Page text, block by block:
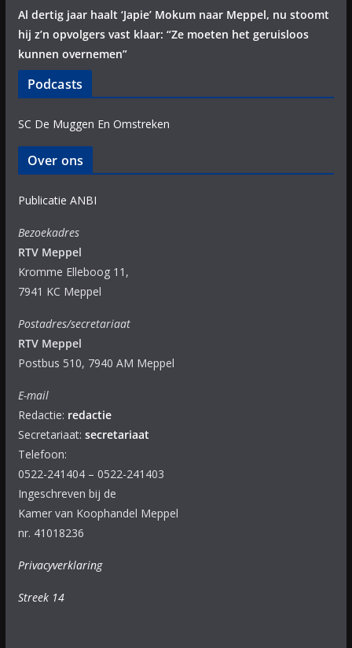
Al dertig jaar haalt ‘Japie’ Mokum naar Meppel, nu stoomt
hij z’n opvolgers vast klaar: “Ze moeten het geruisloos
kunnen overnemen”
Podcasts
SC De Muggen En Omstreken
Over ons
Publicatie ANBI
Bezoekadres
RTV Meppel
Kromme Elleboog 11,
7941 KC Meppel
Postadres/secretariaat
RTV Meppel
Postbus 510, 7940 AM Meppel
E-mail
Redactie: redactie
Secretariaat: secretariaat
Telefoon:
0522-241404 – 0522-241403
Ingeschreven bij de
Kamer van Koophandel Meppel
nr. 41018236
Privacyverklaring
Streek 14